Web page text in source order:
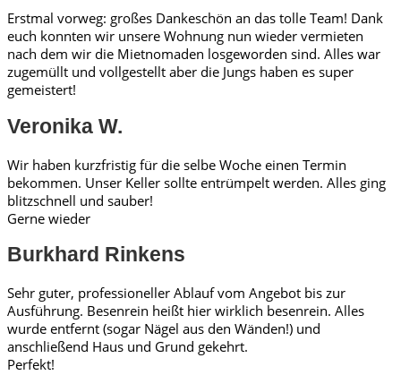
Erstmal vorweg: großes Dankeschön an das tolle Team! Dank
euch konnten wir unsere Wohnung nun wieder vermieten
nach dem wir die Mietnomaden losgeworden sind. Alles war
zugemüllt und vollgestellt aber die Jungs haben es super
gemeistert!
Veronika W.
Wir haben kurzfristig für die selbe Woche einen Termin
bekommen. Unser Keller sollte entrümpelt werden. Alles ging
blitzschnell und sauber!
Gerne wieder
Burkhard Rinkens
Sehr guter, professioneller Ablauf vom Angebot bis zur
Ausführung. Besenrein heißt hier wirklich besenrein. Alles
wurde entfernt (sogar Nägel aus den Wänden!) und
anschließend Haus und Grund gekehrt.
Perfekt!